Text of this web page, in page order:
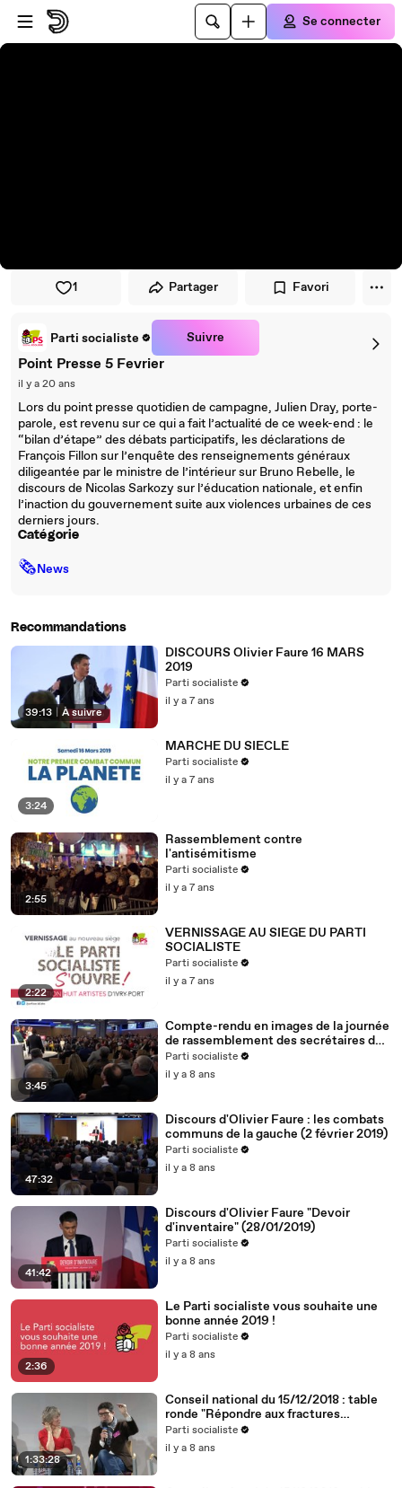
Passer au player
Passer au contenu principal
Se connecter
1 Partager Favori
Parti socialiste Suivre
Point Presse 5 Fevrier
il y a 20 ans
Lors du point presse quotidien de campagne, Julien Dray, porte-
parole, est revenu sur ce qui a fait l’actualité de ce week-end : le
“bilan d’étape” des débats participatifs, les déclarations de
François Fillon sur l’enquête des renseignements généraux
diligeantée par le ministre de l’intérieur sur Bruno Rebelle, le
discours de Nicolas Sarkozy sur l’éducation nationale, et enfin
l’inaction du gouvernement suite aux violences urbaines de ces
derniers jours.
Catégorie
🗞News
Recommandations
39:13 À suivre
DISCOURS Olivier Faure 16 MARS
2019
Parti socialiste
il y a 7 ans
3:24
MARCHE DU SIECLE
Parti socialiste
il y a 7 ans
2:55
Rassemblement contre
l'antisémitisme
Parti socialiste
il y a 7 ans
2:22
VERNISSAGE AU SIEGE DU PARTI
SOCIALISTE
Parti socialiste
il y a 7 ans
3:45
Compte-rendu en images de la journée
de rassemblement des secrétaires de
section (2.2.19)
Parti socialiste
il y a 8 ans
47:32
Discours d'Olivier Faure : les combats
communs de la gauche (2 février 2019)
Parti socialiste
il y a 8 ans
41:42
Discours d'Olivier Faure "Devoir
d'inventaire" (28/01/2019)
Parti socialiste
il y a 8 ans
2:36
Le Parti socialiste vous souhaite une
bonne année 2019 !
Parti socialiste
il y a 8 ans
1:33:28
Conseil national du 15/12/2018 : table
ronde "Répondre aux fractures
territoriales, républicaines et
démocratiques"
Parti socialiste
il y a 8 ans